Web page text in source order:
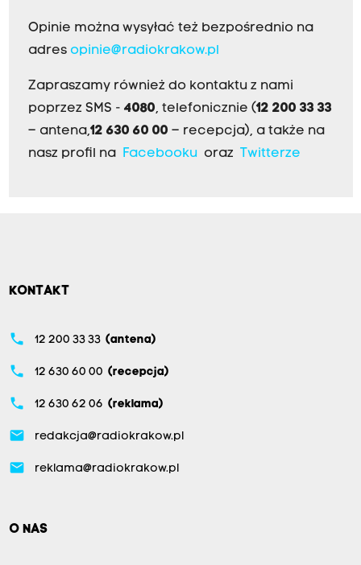
Opinie można wysyłać też bezpośrednio na
adres opinie@radiokrakow.pl
Zapraszamy również do kontaktu z nami
poprzez SMS - 4080, telefonicznie (12 200 33 33
– antena,12 630 60 00 – recepcja), a także na
nasz profil na
Facebookuoraz Twitterze
KONTAKT
phone 12 200 33 33 (antena)
phone 12 630 60 00 (recepcja)
phone 12 630 62 06 (reklama)
email redakcja@radiokrakow.pl
email reklama@radiokrakow.pl
O NAS